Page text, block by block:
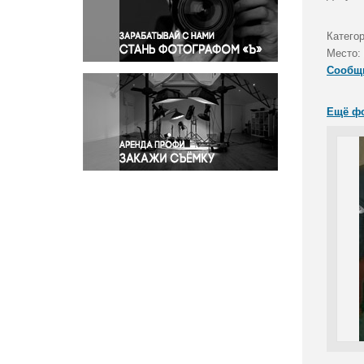
Правосудие
Происшествия и конфликты
Религия
Светская жизнь
Спорт
Экология
Экономика и бизнес
Место:
Ещё